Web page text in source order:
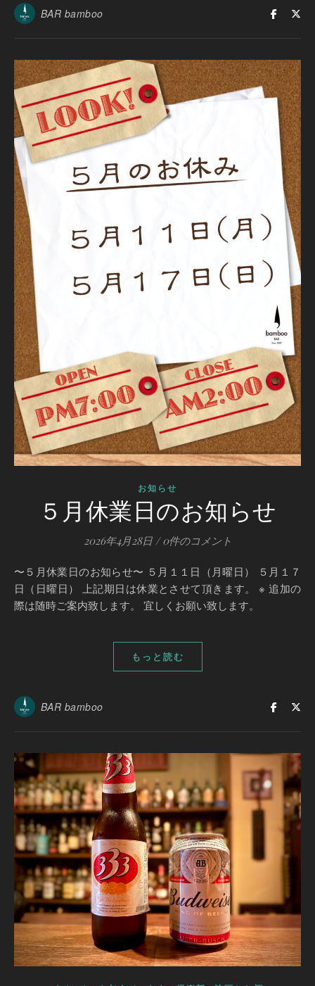
BAR bamboo
お知らせ
５月休業日のお知らせ
2026年4月28日 / 0件のコメント
〜５月休業日のお知らせ〜 ５月１１日（月曜日） ５月１７
日（日曜日） 上記期日は休業とさせて頂きます。 ※ 追加の
際は随時ご案内致します。 宜しくお願い致します。
もっと読む
BAR bamboo